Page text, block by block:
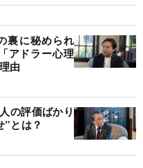
裏に秘められ
アドラー心理
由
の評価ばかり
とは？